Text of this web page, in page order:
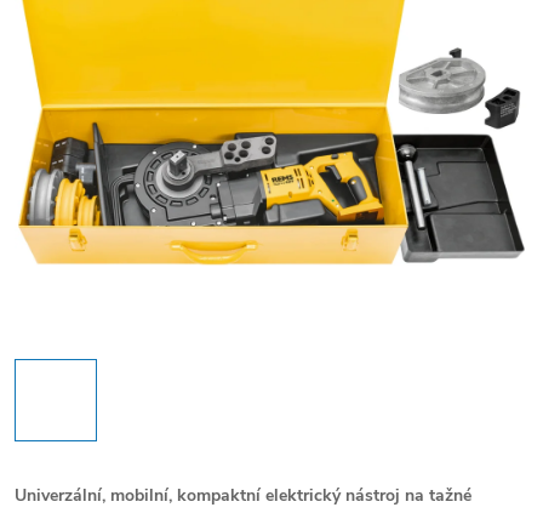
Univerzální, mobilní, kompaktní elektrický nástroj na tažné